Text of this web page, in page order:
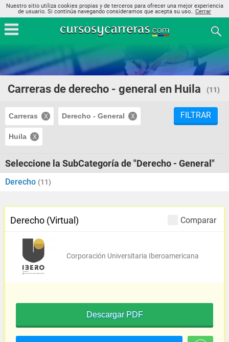
Nuestro sitio utiliza cookies propias y de terceros para ofrecer una mejor experiencia
de usuario. Si continúa navegando consideramos que acepta su uso.. Cerrar
Carreras de derecho - general en Huila (11)
Carreras Derecho - General
Huila
FILTRAR
Seleccione la SubCategoría de "Derecho - General"
Derecho (11)
Comparar
Derecho (Virtual)
Corporación Universitaria Iberoamericana
Descargar PDF